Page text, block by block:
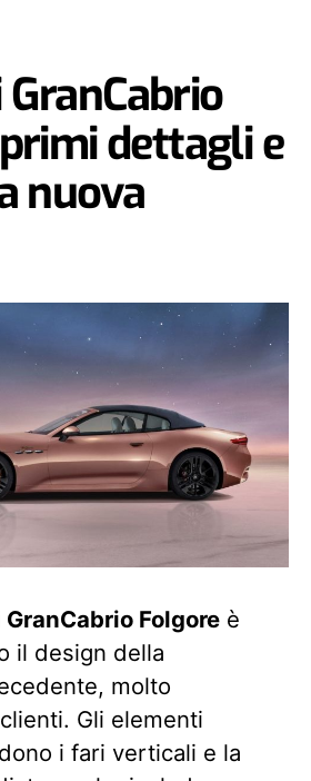
dettagli e
nuova
Folgore è
il design della
molto
Gli elementi
i fari verticali e la